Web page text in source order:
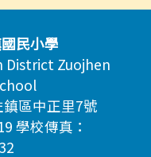
民小學
District Zuojhen
區中正里7號
學校傳真：